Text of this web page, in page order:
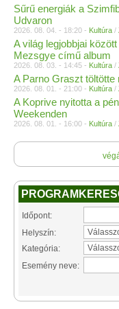
Sűrű energiák a
Udvaron
2026. 08. 04. - 18:20 - Kultúra /
A világ legjobbjai
Mezsgye című album
2026. 08. 03. - 14:45 - Kultúra /
A Parno Graszt töltötte
2026. 08. 01. - 21:00 - Kultúra /
A Koprive nyitotta a
Weekenden
2026. 08. 01. - 16:00 - Kultúra /
Időpont:
Helyszín:
Kategória:
Esemény neve: